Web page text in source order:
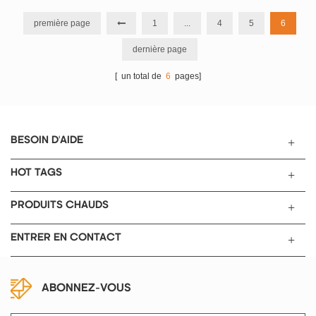
cylindriques d'une longueur de
Batterie.
première page 1 ... 4 5 6
dernière page
[ un total de 6 pages]
BESOIN D'AIDE
HOT TAGS
PRODUITS CHAUDS
ENTRER EN CONTACT
ABONNEZ-VOUS